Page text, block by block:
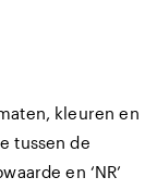
kleuren en
tussen de
en ‘NR’